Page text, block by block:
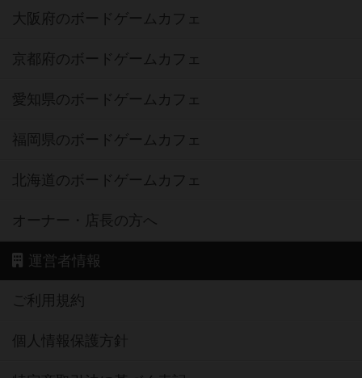
大阪府のボードゲームカフェ
京都府のボードゲームカフェ
愛知県のボードゲームカフェ
福岡県のボードゲームカフェ
北海道のボードゲームカフェ
オーナー・店長の方へ
運営者情報
ご利用規約
個人情報保護方針